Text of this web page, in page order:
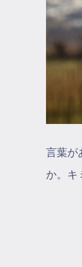
言葉が
か。キ